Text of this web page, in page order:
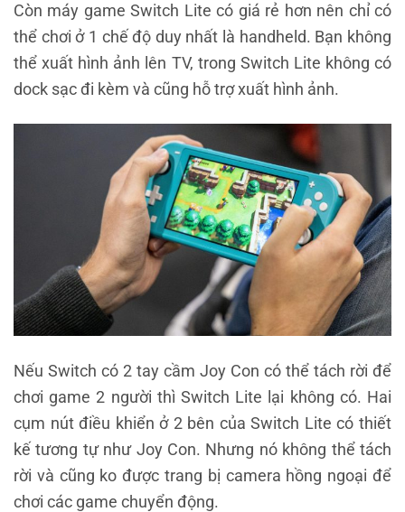
Còn máy game Switch Lite có giá rẻ hơn nên chỉ có
thể chơi ở 1 chế độ duy nhất là handheld. Bạn không
thể xuất hình ảnh lên TV, trong Switch Lite không có
dock sạc đi kèm và cũng hỗ trợ xuất hình ảnh.
Nếu Switch có 2 tay cầm Joy Con có thể tách rời để
chơi game 2 người thì Switch Lite lại không có. Hai
cụm nút điều khiển ở 2 bên của Switch Lite có thiết
kế tương tự như Joy Con. Nhưng nó không thể tách
rời và cũng ko được trang bị camera hồng ngoại để
chơi các game chuyển động.